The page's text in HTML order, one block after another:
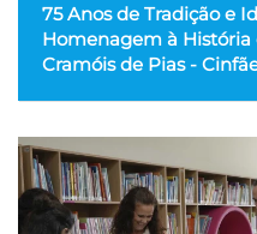
75 Anos de Tradição e
Homenagem à História
Cramóis de Pias -